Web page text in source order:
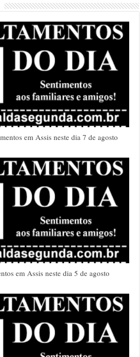
em Assis neste dia 7 de agosto
em Assis neste dia 5 de agosto